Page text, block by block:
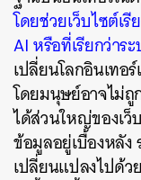
โดยช่วยเว็บไซต์เ
AI หรือที่เรียกว่าร
เปลี่ยนโลกอินเทอ
โดยมนุษย์อาจไม่
ได้ส่วนใหญ่ของเว็
ข้อมูลอยู่เบื้องหลัง
เปลี่ยนแปลงไปด้ว